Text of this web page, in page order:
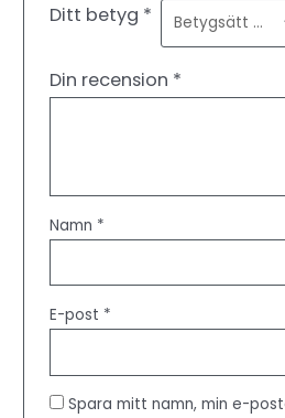
Ditt betyg *
Din recension *
Namn *
E-post *
Spara mitt namn, min e-